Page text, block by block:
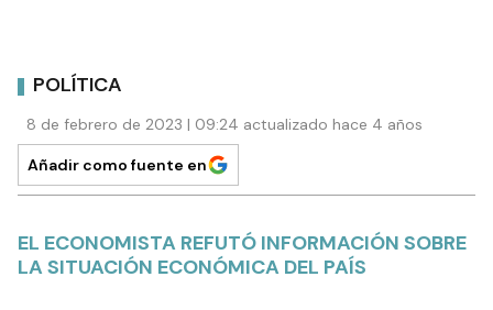
POLÍTICA
8 de febrero de 2023 | 09:24 actualizado hace 4 años
Añadir como fuente en
EL ECONOMISTA REFUTÓ INFORMACIÓN SOBRE
LA SITUACIÓN ECONÓMICA DEL PAÍS